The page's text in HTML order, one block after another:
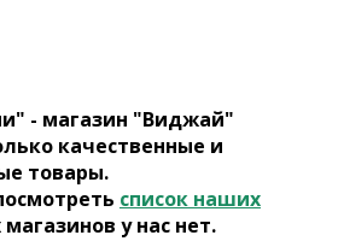
- магазин "Виджай"
качественные и
товары.
список наших
магазинов у нас нет.